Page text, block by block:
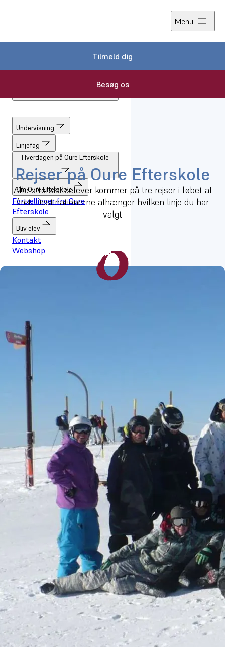
Undervisning
Linjefag
Hverdagen på Oure Efterskole
Om Oure Efterskole
Fortællinger fra Oure
Efterskole
Bliv elev
Kontakt
Webshop
Menu
Tilmeld dig
Besøg os
Forside
Studierejser
Rejser på Oure Efterskole
Alle efterskoleelever kommer på tre rejser i løbet af
året. Destinationerne afhænger hvilken linje du har
valgt